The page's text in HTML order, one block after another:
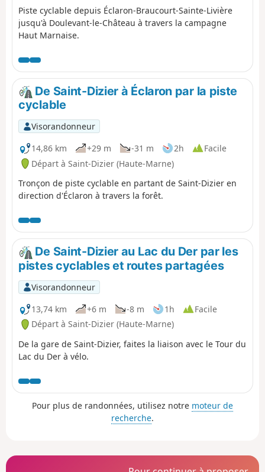
Piste cyclable depuis Éclaron-Braucourt-Sainte-Livière
jusqu'à Doulevant-le-Château à travers la campagne
Haut Marnaise.
De Saint-Dizier à Éclaron par la piste
cyclable
Visorandonneur
14,86 km
+29 m -31 m 2h
Facile
Départ à Saint-Dizier (Haute-Marne)
Tronçon de piste cyclable en partant de Saint-Dizier en
direction d'Éclaron à travers la forêt.
De Saint-Dizier au Lac du Der par les
pistes cyclables et routes partagées
Visorandonneur
13,74 km
+6 m -8 m 1h
Facile
Départ à Saint-Dizier (Haute-Marne)
De la gare de Saint-Dizier, faites la liaison avec le Tour du
Lac du Der à vélo.
Pour plus de randonnées, utilisez notre moteur de
recherche.